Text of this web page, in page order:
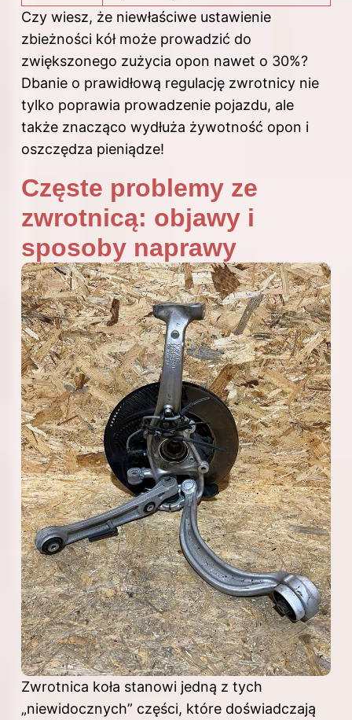
Czy wiesz, że niewłaściwe ustawienie
zbieżności kół może prowadzić do
zwiększonego zużycia opon nawet o 30%?
Dbanie o prawidłową regulację zwrotnicy nie
tylko poprawia prowadzenie pojazdu, ale
także znacząco wydłuża żywotność opon i
oszczędza pieniądze!
Częste problemy ze
zwrotnicą: objawy i
sposoby naprawy
Zwrotnica koła stanowi jedną z tych
„niewidocznych” części, które doświadczają